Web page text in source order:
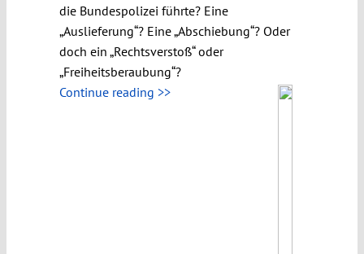
die Bundespolizei führte? Eine
„Auslieferung“? Eine „Abschiebung“? Oder
doch ein „Rechtsverstoß“ oder
„Freiheitsberaubung“?
Continue reading >>